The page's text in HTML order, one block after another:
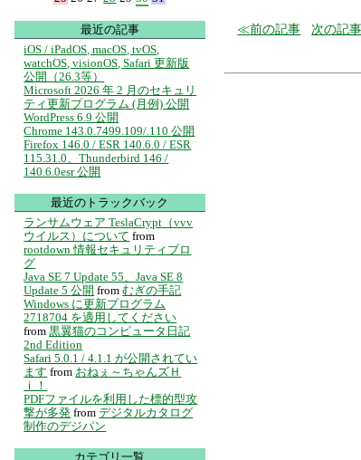
前の記事 次の記
最近の記事
iOS / iPadOS, macOS, tvOS,
watchOS, visionOS, Safari 更新版
公開（26.3等）
Microsoft 2026 年 2 月のセキュリ
ティ更新プログラム (月例) 公開
WordPress 6.9 公開
Chrome 143.0.7499.109/.110 公開
Firefox 146.0 / ESR 140.6.0 / ESR
115.31.0、Thunderbird 146 /
140.6.0esr 公開
最近のトラックバック
ランサムウェア TeslaCrypt（vvv
ウイルス）について from
rootdown 情報セキュリティブロ
グ
Java SE 7 Update 55、Java SE 8
Update 5 公開 from むぎの手記
Windows に更新プログラム
2718704 を適用してください
from 黒翼猫のコンピュータ日記
2nd Edition
Safari 5.0.1 / 4.1.1 が公開されてい
ます from おねぇ～ちゃんズＨ
ｉ！
PDFファイルを利用した標的型攻
撃が多発 from デジタルカタログ
制作のデジパン
カテゴリ一覧